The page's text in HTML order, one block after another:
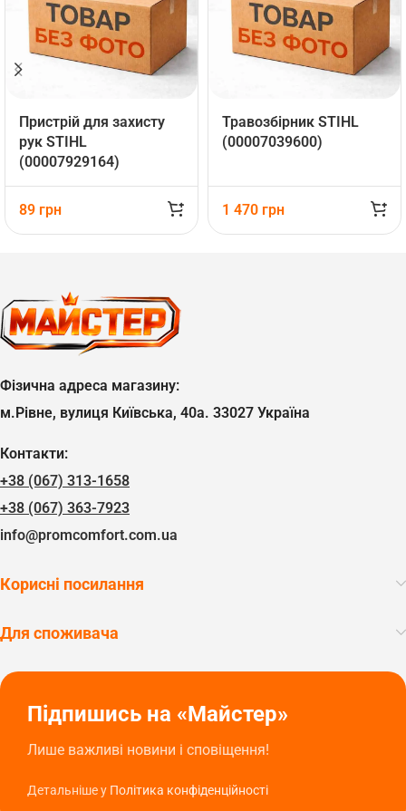
Пристрій для захисту
рук STIHL
(00007929164)
89 грн
Травозбірник STIHL
(00007039600)
1 470 грн
Фізична адреса магазину:
м.Рівне, вулиця Київська, 40а. 33027 Україна
Контакти:
+38 (067) 313-1658
+38 (067) 363-7923
info@promcomfort.com.ua
Корисні посилання
Для споживача
Підпишись на «Майстер»
Лише важливі новини і сповіщення!
Детальніше у Політика конфіденційності